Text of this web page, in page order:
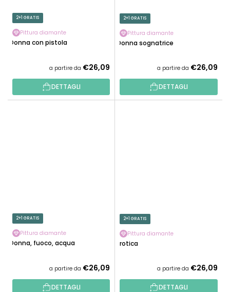
2+1 GRATIS
Pittura diamante
Donna con pistola
a partire da €26,09
DETTAGLI
2+1 GRATIS
Pittura diamante
Donna sognatrice
a partire da €26,09
DETTAGLI
2+1 GRATIS
Pittura diamante
Donna, fuoco, acqua
a partire da €26,09
DETTAGLI
2+1 GRATIS
Pittura diamante
Erotica
a partire da €26,09
DETTAGLI